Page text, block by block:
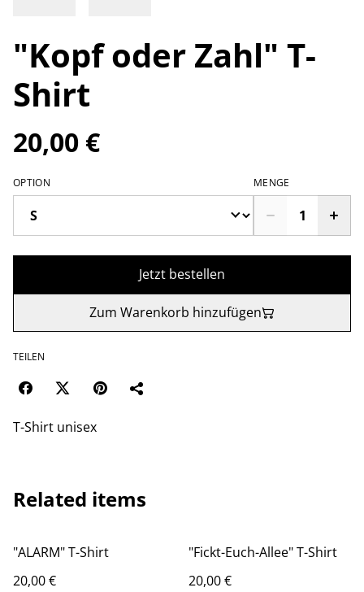
"Kopf oder Zahl" T-
Shirt
20,00 €
OPTION MENGE
Jetzt bestellen
Zum Warenkorb hinzufügen
TEILEN
T-Shirt unisex
Related items
"ALARM" T-Shirt
20,00 €
"Fickt-Euch-Allee" T-Shirt
20,00 €